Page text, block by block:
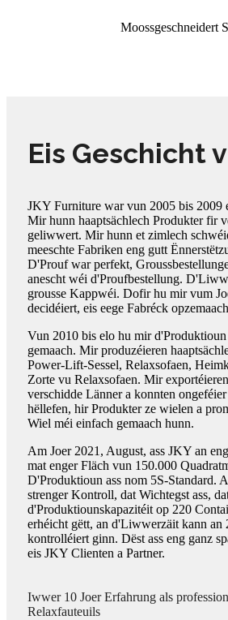
Moossgeschneidert
Eis Geschicht
JKY Furniture war vun 2005 bis 2009
Mir hunn haaptsächlech Produkter fir
geliwwert. Mir hunn et zimlech
meeschte Fabriken eng gutt
D'Prouf war perfekt,
anescht wéi d'Proufbestellung.
grousse Kappwéi. Dofir hu mir vum
decidéiert, eis eege Fabréck
Vun 2010 bis elo hu mir d'Produktioun
gemaach. Mir produzéieren
Power-Lift-Sessel, Relaxsofaen,
Zorte vu Relaxsofaen. Mir
verschidde Länner a konnten
hëllefen, hir Produkter ze wielen a
Wiel méi einfach gemaach hunn.
Am Joer 2021, August, ass JKY an
mat enger Fläch vun 150.000
D'Produktioun ass nom 5S-Standard.
strenger Kontroll, dat Wichtegst ass,
d'Produktiounskapazitéit op 220
erhéicht gëtt, an d'Liwwerzäit kann an
kontrolléiert ginn. Dëst ass eng ganz
eis JKY Clienten a Partner.
Iwwer 10 Joer Erfahrung als
Relaxfauteuils